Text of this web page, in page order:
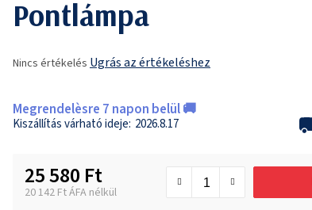
Pontlámpa
termék
értékelése
5-
csillag.
Nincs értékelés Ugrás az értékeléshez
Megrendelèsre 7 napon belül 🚚
2026.8.17
25 580 Ft
20 142 Ft ÁFA nélkül